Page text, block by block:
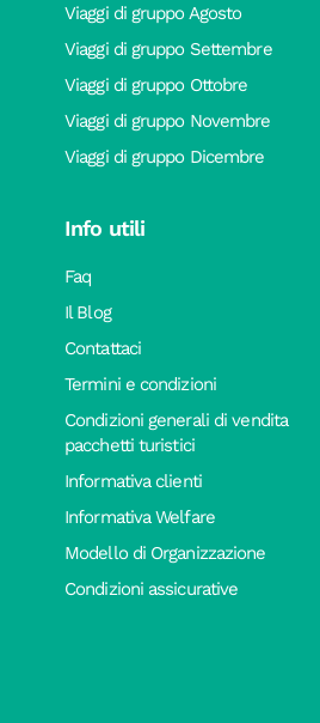
Viaggi di gruppo Agosto
Viaggi di gruppo Settembre
Viaggi di gruppo Ottobre
Viaggi di gruppo Novembre
Viaggi di gruppo Dicembre
Info utili
Faq
Il Blog
Contattaci
Termini e condizioni
Condizioni generali di vendita
pacchetti turistici
Informativa clienti
Informativa Welfare
Modello di Organizzazione
Condizioni assicurative